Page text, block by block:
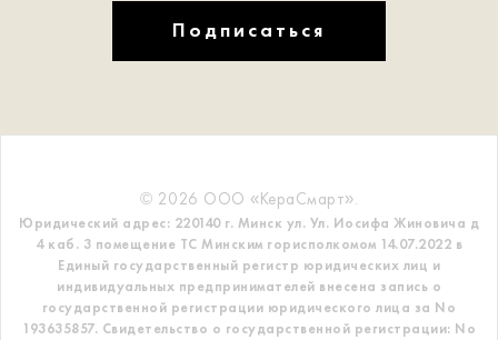
Подписаться
© 2026 ООО «КераСмарт».
Юридический адрес: 220140 г. Минск ул. Ул. Иосифа Жиновича д
4 каб. 3 помещение ТС Минским горисполкомом 14.07.2022 в
Единый государственный регистр юридических лиц и
индивидуальных предпринимателей внесена запись о
государственной регистрации юридического лица за No
193635857. Свидетельство о государственной регистрации: No